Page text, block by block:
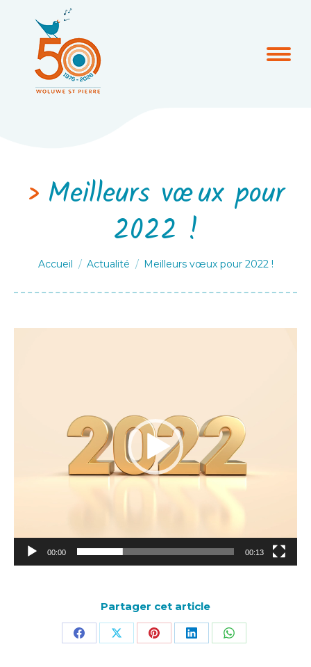
Meilleurs vœux pour
2022 !
Vous êtes ici :
Accueil Actualité Meilleurs vœux pour 2022 !
00:00 00:13
Partager cet article
PartagerPartagerPartagerPartagerPartager